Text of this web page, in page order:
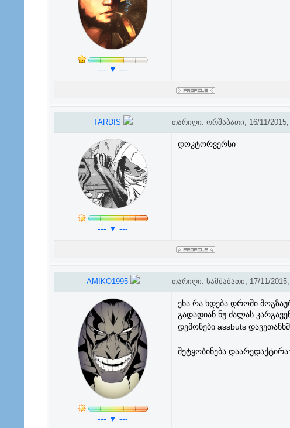
--- ▼ ---
TARDIS თარიღი: ორშაბათი, 16/11/2015,
--- ▼ ---
დოკტორვერსი
AMIKO1995 თარიღი: სამშაბათი, 17/11/
--- ▼ ---
ეხა რა ხდება დროში
გადადიან ნუ ძალას
დემონები assbuts
შეტყობინება დაარედაქტირა: